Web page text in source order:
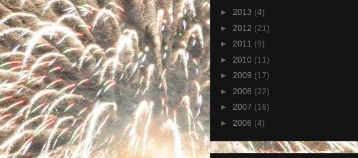
► 2013 (4)
► 2012 (21)
► 2011 (9)
► 2010 (11)
► 2009 (17)
► 2008 (22)
► 2007 (16)
► 2006 (4)